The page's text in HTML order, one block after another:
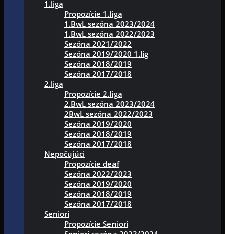
1.liga
Propozície 1.liga
1.BwL sezóna 2023/2024
1.BwL sezóna 2022/2023
Sezóna 2021/2022
Sezóna 2019/2020 1.lig
Sezóna 2018/2019
Sezóna 2017/2018
2.liga
Propozície 2.liga
2.BwL sezóna 2023/2024
2BwL sezóna 2022/2023
Sezóna 2019/2020
Sezóna 2018/2019
Sezóna 2017/2018
Nepočujúci
Propozície deaf
Sezóna 2022/2023
Sezóna 2019/2020
Sezóna 2018/2019
Sezóna 2017/2018
Seniori
Propozície Seniori